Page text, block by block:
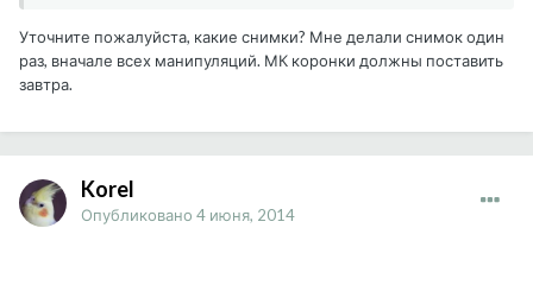
Уточните пожалуйста, какие снимки? Мне делали снимок один
раз, вначале всех манипуляций. МК коронки должны поставить
завтра.
Korel
Опубликовано 4 июня, 2014